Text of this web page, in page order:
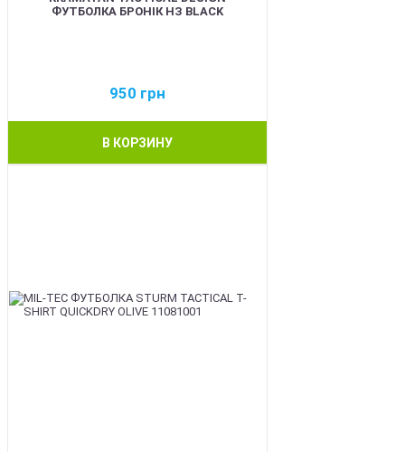
ФУТБОЛКА БРОНІК НЗ BLACK
950 грн
В КОРЗИНУ